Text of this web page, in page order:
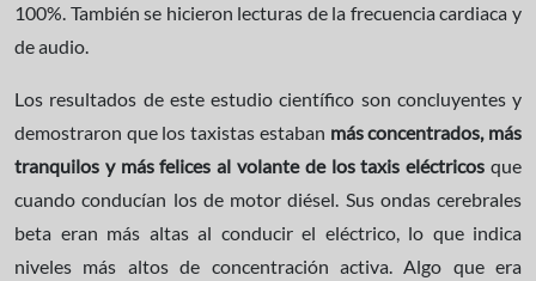
100%. También se hicieron lecturas de la frecuencia cardiaca y
de audio.
Los resultados de este estudio científico son concluyentes y
demostraron que los taxistas estaban más concentrados, más
tranquilos y más felices al volante de los taxis eléctricos que
cuando conducían los de motor diésel. Sus ondas cerebrales
beta eran más altas al conducir el eléctrico, lo que indica
niveles más altos de concentración activa. Algo que era